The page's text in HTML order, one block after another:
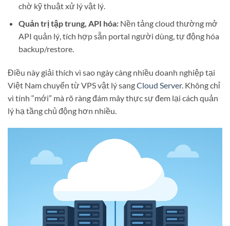
chờ kỹ thuật xử lý vật lý.
Quản trị tập trung, API hóa:Nền tảng cloud thường mở
API quản lý, tích hợp sẵn portal người dùng, tự động hóa
backup/restore.
Điều này giải thích vì sao ngày càng nhiều doanh nghiệp tại
Việt Nam chuyển từ VPS vật lý sangCloud Server. Không chỉ
vì tính “mới” mà rõ ràng đám mây thực sự đem lại cách quản
lý hạ tầng chủ động hơn nhiều.